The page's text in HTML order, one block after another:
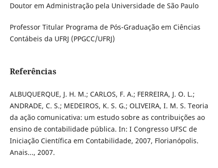
Doutor em Administração pela Universidade de São Paulo
Professor Titular Programa de Pós-Graduação em Ciências
Contábeis da UFRJ (PPGCC/UFRJ)
Referências
ALBUQUERQUE, J. H. M.; CARLOS, F. A.; FERREIRA, J. O. L.;
ANDRADE, C. S.; MEDEIROS, K. S. G.; OLIVEIRA, I. M. S. Teoria
da ação comunicativa: um estudo sobre as contribuições ao
ensino de contabilidade pública. In: I Congresso UFSC de
Iniciação Científica em Contabilidade, 2007, Florianópolis.
Anais..., 2007.